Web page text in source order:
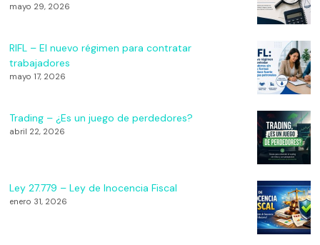
mayo 29, 2026
RIFL – El nuevo régimen para contratar
trabajadores
mayo 17, 2026
Trading – ¿Es un juego de perdedores?
abril 22, 2026
Ley 27.779 – Ley de Inocencia Fiscal
enero 31, 2026